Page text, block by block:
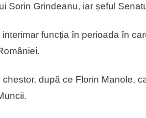
Sorin Grindeanu, iar șeful
funcția în perioada în
după ce Florin Manole,